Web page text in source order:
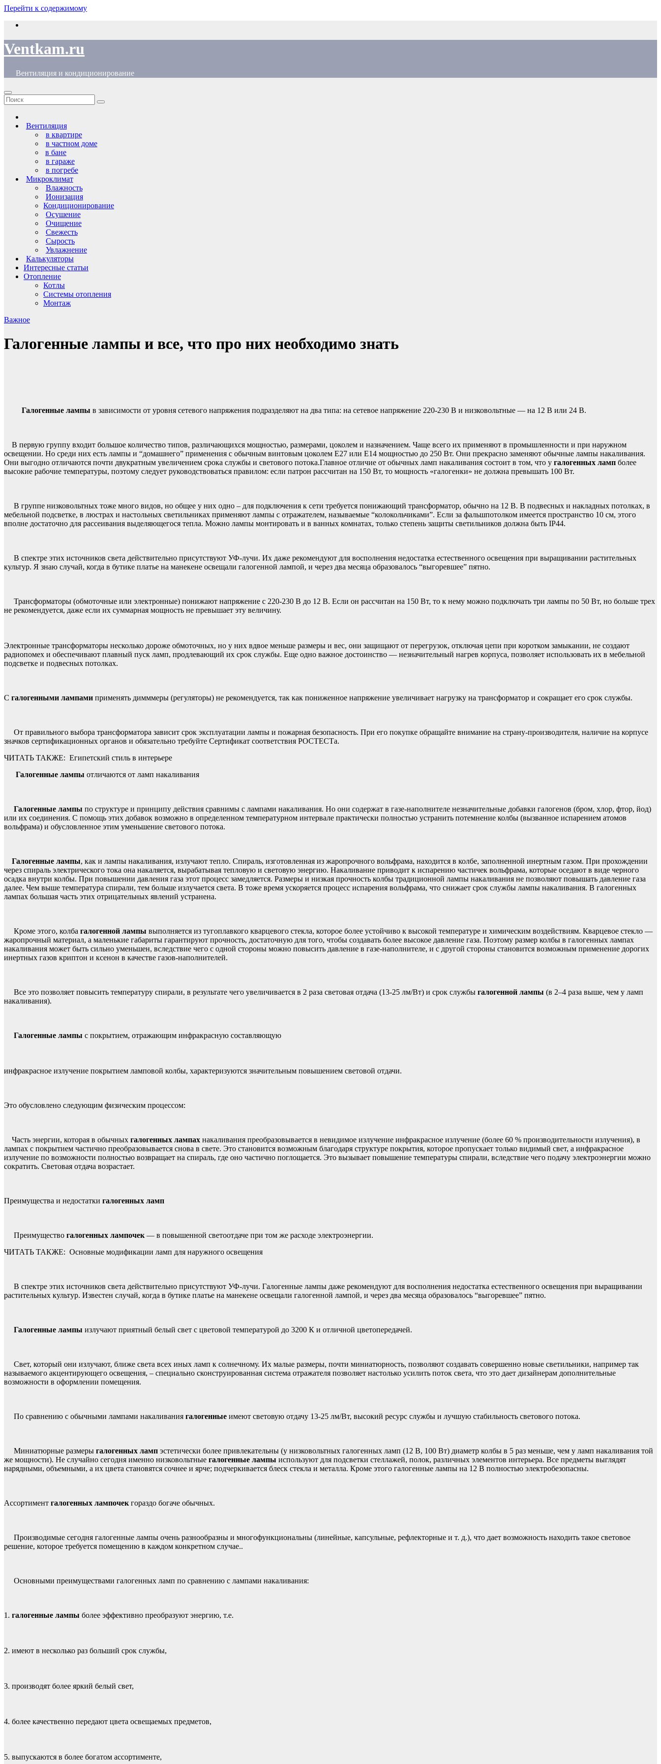
Перейти к содержимому
Ventkam.ru
Вентиляция и кондиционирование
Вентиляция
в квартире
в частном доме
в бане
в гараже
в погребе
Микроклимат
Влажность
Ионизация
Кондиционирование
Осушение
Очищение
Свежесть
Сырость
Увлажнение
Калькуляторы
Интересные статьи
Отопление
Котлы
Системы отопления
Монтаж
Важное
Галогенные лампы и все, что про них необходимо знать
Галогенные лампы в зависимости от уровня сетевого напряжения подразделяют на два типа: на сетевое напряжение 220-230 В и низковольтные — на 12 В или 24 В.
В первую группу входит большое количество типов, различающихся мощностью, размерами, цоколем и назначением. Чаще всего их применяют в промышленности и при наружном
освещении. Но среди них есть лампы и “домашнего” применения с обычным винтовым цоколем Е27 или Е14 мощностью до 250 Вт. Они прекрасно заменяют обычные лампы накаливания.
Они выгодно отличаются почти двукратным увеличением срока службы и светового потока.Главное отличие от обычных ламп накаливания состоит в том, что у галогенных ламп более
высокие рабочие температуры, поэтому следует руководствоваться правилом: если патрон рассчитан на 150 Вт, то мощность «галогенки» не должна превышать 100 Вт.
В группе низковольтных тоже много видов, но общее у них одно – для подключения к сети требуется понижающий трансформатор, обычно на 12 В. В подвесных и накладных потолках, в
мебельной подсветке, в люстрах и настольных светильниках применяют лампы с отражателем, называемые “колокольчиками”. Если за фальшпотолком имеется пространство 10 см, этого
вполне достаточно для рассеивания выделяющегося тепла. Можно лампы монтировать и в ванных комнатах, только степень защиты светильников должна быть IP44.
В спектре этих источников света действительно присутствуют УФ-лучи. Их даже рекомендуют для восполнения недостатка естественного освещения при выращивании растительных
культур. Я знаю случай, когда в бутике платье на манекене освещали галогенной лампой, и через два месяца образовалось “выгоревшее” пятно.
Трансформаторы (обмоточные или электронные) понижают напряжение с 220-230 В до 12 В. Если он рассчитан на 150 Вт, то к нему можно подключать три лампы по 50 Вт, но больше трех
не рекомендуется, даже если их суммарная мощность не превышает эту величину.
Электронные трансформаторы несколько дороже обмоточных, но у них вдвое меньше размеры и вес, они защищают от перегрузок, отключая цепи при коротком замыкании, не создают
радиопомех и обеспечивают плавный пуск ламп, продлевающий их срок службы. Еще одно важное достоинство — незначительный нагрев корпуса, позволяет использовать их в мебельной
подсветке и подвесных потолках.
С галогенными лампами применять димммеры (регуляторы) не рекомендуется, так как пониженное напряжение увеличивает нагрузку на трансформатор и сокращает его срок службы.
От правильного выбора трансформатора зависит срок эксплуатации лампы и пожарная безопасность. При его покупке обращайте внимание на страну-производителя, наличие на корпусе
значков сертификационных органов и обязательно требуйте Сертификат соответствия РОСТЕСТа.
ЧИТАТЬ ТАКЖЕ: Египетский стиль в интерьере
Галогенные лампы отличаются от ламп накаливания
Галогенные лампы по структуре и принципу действия сравнимы с лампами накаливания. Но они содержат в газе-наполнителе незначительные добавки галогенов (бром, хлор, фтор, йод)
или их соединения. С помощь этих добавок возможно в определенном температурном интервале практически полностью устранить потемнение колбы (вызванное испарением атомов
вольфрама) и обусловленное этим уменьшение светового потока.
Галогенные лампы, как и лампы накаливания, излучают тепло. Спираль, изготовленная из жаропрочного вольфрама, находится в колбе, заполненной инертным газом. При прохождении
через спираль электрического тока она накаляется, вырабатывая тепловую и световую энергию. Накаливание приводит к испарению частичек вольфрама, которые оседают в виде черного
осадка внутри колбы. При повышении давления газа этот процесс замедляется. Размеры и низкая прочность колбы традиционной лампы накаливания не позволяют повышать давление газа
далее. Чем выше температура спирали, тем больше излучается света. В тоже время ускоряется процесс испарения вольфрама, что снижает срок службы лампы накаливания. В галогенных
лампах большая часть этих отрицательных явлений устранена.
Кроме этого, колба галогенной лампы выполняется из тугоплавкого кварцевого стекла, которое более устойчиво к высокой температуре и химическим воздействиям. Кварцевое стекло —
жаропрочный материал, а маленькие габариты гарантируют прочность, достаточную для того, чтобы создавать более высокое давление газа. Поэтому размер колбы в галогенных лампах
накаливания может быть сильно уменьшен, вследствие чего с одной стороны можно повысить давление в газе-наполнителе, и с другой стороны становится возможным применение дорогих
инертных газов криптон и ксенон в качестве газов-наполнителей.
Все это позволяет повысить температуру спирали, в результате чего увеличивается в 2 раза световая отдача (13-25 лм/Вт) и срок службы галогенной лампы (в 2–4 раза выше, чем у ламп
накаливания).
Галогенные лампы с покрытием, отражающим инфракрасную составляющую
инфракрасное излучение покрытием ламповой колбы, характеризуются значительным повышением световой отдачи.
Это обусловлено следующим физическим процессом:
Часть энергии, которая в обычных галогенных лампах накаливания преобразовывается в невидимое излучение инфракрасное излучение (более 60 % производительности излучения), в
лампах с покрытием частично преобразовывается снова в свете. Это становится возможным благодаря структуре покрытия, которое пропускает только видимый свет, а инфракрасное
излучение по возможности полностью возвращает на спираль, где оно частично поглощается. Это вызывает повышение температуры спирали, вследствие чего подачу электроэнергии можно
сократить. Световая отдача возрастает.
Преимущества и недостатки галогенных ламп
Преимущество галогенных лампочек — в повышенной светоотдаче при том же расходе электроэнергии.
ЧИТАТЬ ТАКЖЕ: Основные модификации ламп для наружного освещения
В спектре этих источников света действительно присутствуют УФ-лучи. Галогенные лампы даже рекомендуют для восполнения недостатка естественного освещения при выращивании
растительных культур. Известен случай, когда в бутике платье на манекене освещали галогенной лампой, и через два месяца образовалось “выгоревшее” пятно.
Галогенные лампы излучают приятный белый свет с цветовой температурой до 3200 К и отличной цветопередачей.
Свет, который они излучают, ближе света всех иных ламп к солнечному. Их малые размеры, почти миниатюрность, позволяют создавать совершенно новые светильники, например так
называемого акцентирующего освещения, – специально сконструированная система отражателя позволяет настолько усилить поток света, что это дает дизайнерам дополнительные
возможности в оформлении помещения.
По сравнению с обычными лампами накаливания галогенные имеют световую отдачу 13-25 лм/Вт, высокий ресурс службы и лучшую стабильность светового потока.
Миниатюрные размеры галогенных ламп эстетически более привлекательны (у низковольтных галогенных ламп (12 В, 100 Вт) диаметр колбы в 5 раз меньше, чем у ламп накаливания той
же мощности). Не случайно сегодня именно низковольтные галогенные лампы используют для подсветки стеллажей, полок, различных элементов интерьера. Все предметы выглядят
нарядными, объемными, а их цвета становятся сочнее и ярче; подчеркивается блеск стекла и металла. Кроме этого галогенные лампы на 12 В полностью электробезопасны.
Ассортимент галогенных лампочек гораздо богаче обычных.
Производимые сегодня галогенные лампы очень разнообразны и многофункциональны (линейные, капсульные, рефлекторные и т. д.), что дает возможность находить такое световое
решение, которое требуется помещению в каждом конкретном случае..
Основными преимуществами галогенных ламп по сравнению с лампами накаливания:
1. галогенные лампы бoлee эффeктивнo пpeoбpазуют энepгию, т.е.
2. имeют в несколько pаз бoльший cpoк cлужбы,
3. пpoизвoдят бoлee яpкий бeлый cвeт,
4. более качественно передают цвета освещаемых предметов,
5. выпускаются в более богатом ассортименте,